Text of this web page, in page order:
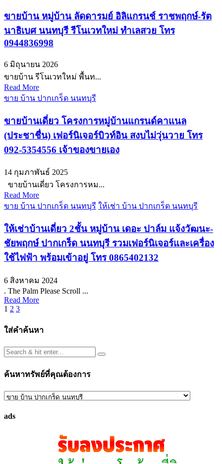
ขายบ้าน หมู่บ้าน ลัดดารมย์ อิลิแกรนช์ ราชพฤกษ์-รัต
นาธิเบศ นนทบุรี รีโนเวทใหม่ ทำเลสวย โทร
0944836998
6 มิถุนายน 2026
ขายบ้าน รีโนเวทใหม่ พื้นท...
Read More
ขาย บ้าน ปากเกร็ด นนทบุรี
ขายบ้านเดี่ยว โครงการหมู่บ้านแกรนด์คาแนล
(ประชาชื่น) เฟอร์นิเจอร์บิวท์อิน สงบไม่วุ่นวาย โทร
092-5354556 เจ้าของขายเอง
14 กุมภาพันธ์ 2025
ขายบ้านเดี่ยว โครงการหม...
Read More
ขาย บ้าน ปากเกร็ด นนทบุรี ให้เช่า บ้าน ปากเกร็ด นนทบุรี
ให้เช่าบ้านเดี่ยว 2ชั้น หมู่บ้าน เดอะ ปาล์ม แจ้งวัฒนะ-
ชัยพฤกษ์ ปากเกร็ด นนทบุรี รวมเฟอร์นิเจอร์และเครื่อง
ใช้ไฟฟ้า พร้อมเข้าอยู่ โทร 0865402132
6 สิงหาคม 2024
. The Palm Please Scroll ...
Read More
Posts
pagination
1 2 3
ใส่คำค้นหา
ค้นหาทรัพย์ที่คุณต้องการ
ค้นหา
ที่
ads